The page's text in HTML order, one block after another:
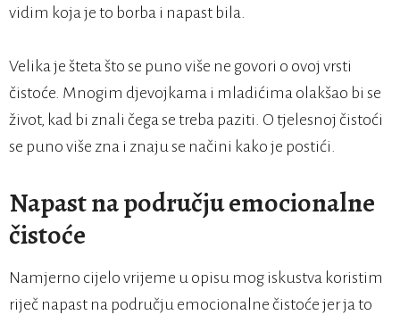
vidim koja je to borba i napast bila.
Velika je šteta što se puno više ne govori o ovoj vrsti
čistoće. Mnogim djevojkama i mladićima olakšao bi se
život, kad bi znali čega se treba paziti. O tjelesnoj čistoći
se puno više zna i znaju se načini kako je postići.
Napast na području emocionalne
čistoće
Namjerno cijelo vrijeme u opisu mog iskustva koristim
riječ napast na području emocionalne čistoće jer ja to